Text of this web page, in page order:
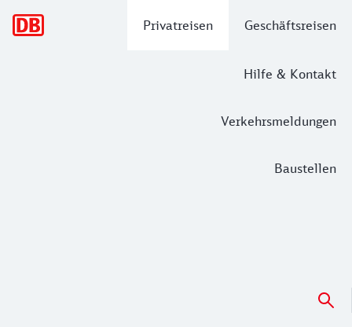
Privatreisen Geschäftsreisen
Hilfe & Kontakt
Verkehrsmeldungen
Baustellen